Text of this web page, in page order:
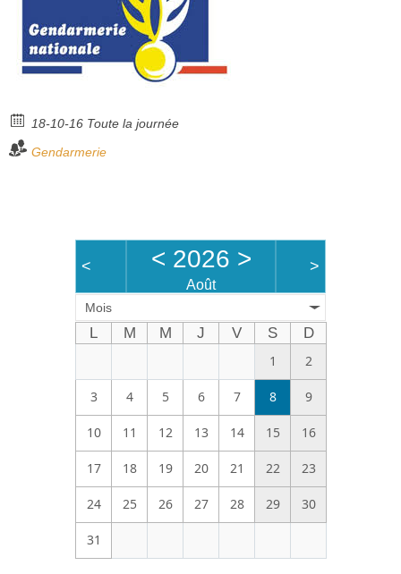
Bénévoles
Vidéos
18-10-16 Toute la journée
Gendarmerie
< < 2026 >
Août
>
Mois
L M M J V S
D
1
2
3 4 5 6 7 8 9
10 11 12 13 14 15 16
17 18 19 20 21 22 23
24 25 26 27 28 29 30
31